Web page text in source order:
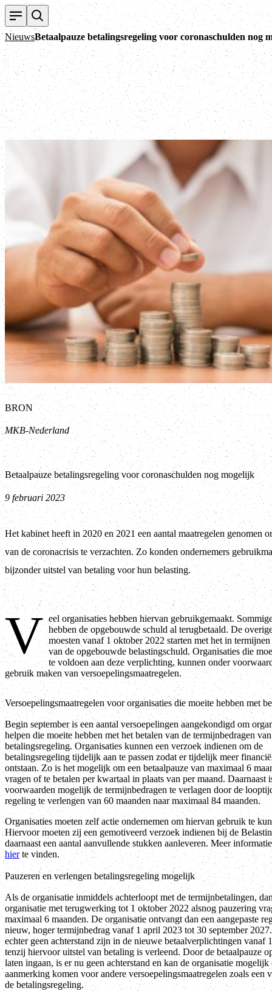
NieuwsBetaalpauze betalingsregeling voor coronaschulden nog
BRON
MKB-Nederland
Betaalpauze betalingsregeling voor coronaschulden nog mogelijk
9 februari 2023
Het kabinet heeft in 2020 en 2021 een aantal maatregelen genomen
van de coronacrisis te verzachten. Zo konden ondernemers
bijzonder uitstel van betaling voor hun belasting.
V eel organisaties hebben hiervan gebruikgemaakt.
hebben de opgebouwde schuld al terugbetaald. De
moesten vanaf 1 oktober 2022 starten met het in
van de opgebouwde belastingschuld. Organisaties die
te voldoen aan deze verplichting, kunnen onder
gebruik maken van versoepelingsmaatregelen.
Versoepelingsmaatregelen voor organisaties die moeite hebben met
Begin september is een aantal versoepelingen aangekondigd om
helpen die moeite hebben met het betalen van de termijnbedragen
betalingsregeling. Organisaties kunnen een verzoek indienen om de
betalingsregeling tijdelijk aan te passen zodat er tijdelijk meer
ontstaan. Zo is het mogelijk om een betaalpauze van maximaal 6
vragen of te betalen per kwartaal in plaats van per maand. Daarnaast
voorwaarden mogelijk de termijnbedragen te verlagen door de
regeling te verlengen van 60 maanden naar maximaal 84 maanden.
Organisaties moeten zelf actie ondernemen om hiervan gebruik te
Hiervoor moeten zij een gemotiveerd verzoek indienen bij de
daarnaast een aantal aanvullende stukken aanleveren. Meer
hierte vinden.
Pauzeren en verlengen betalingsregeling mogelijk
Als de organisatie inmiddels achterloopt met de termijnbetalingen,
organisatie met terugwerking tot 1 oktober 2022 alsnog pauzering
maximaal 6 maanden. De organisatie ontvangt dan een aangepaste
nieuw, hoger termijnbedrag vanaf 1 april 2023 tot 30 september
echter geen achterstand zijn in de nieuwe betaalverplichtingen vanaf
tenzij hiervoor uitstel van betaling is verleend. Door de betaalpauze
laten ingaan, is er nu geen achterstand en kan de organisatie
aanmerking komen voor andere versoepelingsmaatregelen zoals een
de betalingsregeling.